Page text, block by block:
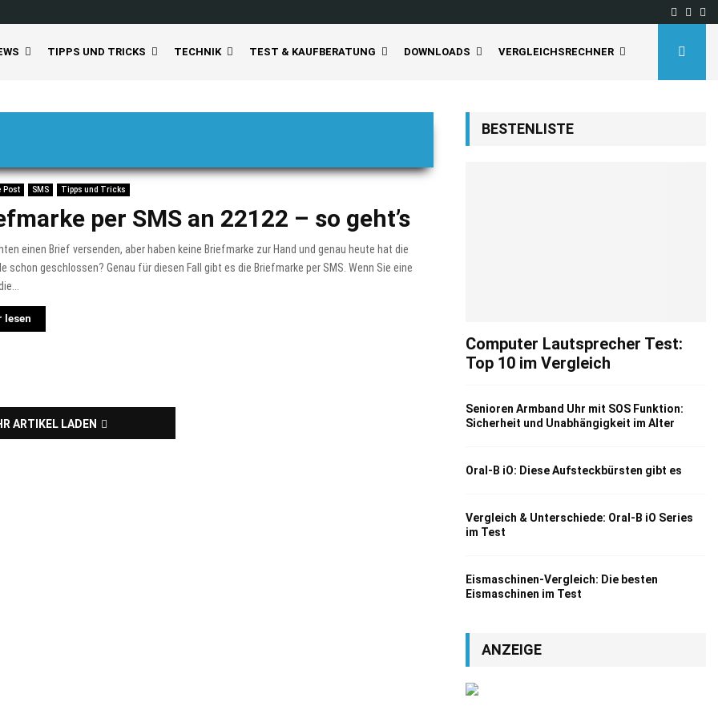
TIPPS UND TRICKS TECHNIK TEST & KAUFBERATUNG DOWNLOADS VERGLEICHSRECHNER
Post SMS Tipps und Tricks
per SMS an 22122 – so geht’s
einen Brief versenden, aber haben keine Briefmarke zur Hand und genau heute hat die
schon geschlossen? Genau für diesen Fall gibt es die Briefmarke per SMS. Wenn Sie eine
lesen
ARTIKEL LADEN
BESTENLISTE
Computer Lautsprecher Test:
Top 10 im Vergleich
Senioren Armband Uhr mit SOS Funktion:
Sicherheit und Unabhängigkeit im Alter
Oral-B iO: Diese Aufsteckbürsten gibt es
Vergleich & Unterschiede: Oral-B iO Series
im Test
Eismaschinen-Vergleich: Die besten
Eismaschinen im Test
ANZEIGE